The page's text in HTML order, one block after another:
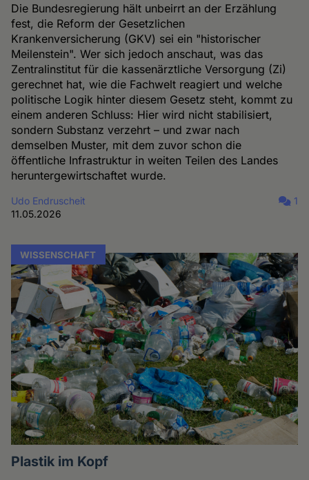
Die Bundesregierung hält unbeirrt an der Erzählung
fest, die Reform der Gesetzlichen
Krankenversicherung (GKV) sei ein "historischer
Meilenstein". Wer sich jedoch anschaut, was das
Zentralinstitut für die kassenärztliche Versorgung (Zi)
gerechnet hat, wie die Fachwelt reagiert und welche
politische Logik hinter diesem Gesetz steht, kommt zu
einem anderen Schluss: Hier wird nicht stabilisiert,
sondern Substanz verzehrt – und zwar nach
demselben Muster, mit dem zuvor schon die
öffentliche Infrastruktur in weiten Teilen des Landes
heruntergewirtschaftet wurde.
Udo Endruscheit
11.05.2026
1
WISSENSCHAFT
Plastik im Kopf